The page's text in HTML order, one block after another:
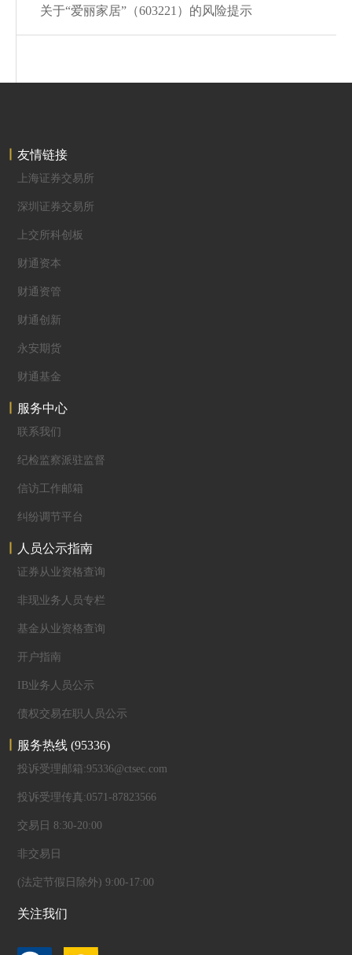
关于“爱丽家居”（603221）的风险提示
友情链接
上海证券交易所
深圳证券交易所
上交所科创板
财通资本
财通资管
财通创新
永安期货
财通基金
服务中心
联系我们
纪检监察派驻监督
信访工作邮箱
纠纷调节平台
人员公示指南
证券从业资格查询
非现业务人员专栏
基金从业资格查询
开户指南
IB业务人员公示
债权交易在职人员公示
服务热线(95336)
投诉受理邮箱:95336@ctsec.com
投诉受理传真:0571-87823566
交易日 8:30-20:00
非交易日
(法定节假日除外) 9:00-17:00
关注我们